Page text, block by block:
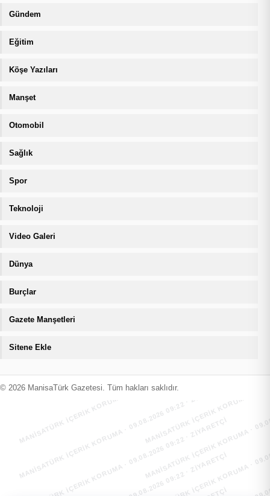
Gündem
Eğitim
Köşe Yazıları
Manşet
Otomobil
Sağlık
Spor
Teknoloji
Video Galeri
Dünya
Burçlar
Gazete Manşetleri
Sitene Ekle
© 2026 ManisaTürk Gazetesi. Tüm hakları saklıdır.
MANİSATÜRK İÇERİK KORUMA · 09.08.2026 09:22 · ZIYARETÇI
MANİSATÜRK İÇERİK KORUMA
MANİSATÜRK İÇERİK KORUMA · 09.08.2026 09:22 · ZIYARETÇI
MANİSATÜRK İÇERİK KORUMA
MANİSATÜRK İÇERİK KORUMA · 09.08.2026 09:22 · ZIYARETÇI
MANİSATÜRK İÇERİK KORUMA